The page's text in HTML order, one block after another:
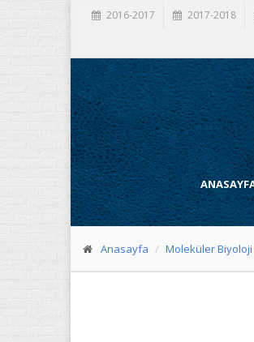
2016-2017 2017-2018
Anasayfa Moleküler